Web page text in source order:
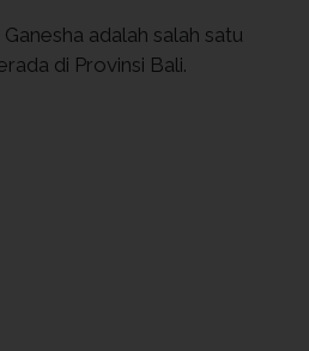
adalah salah satu
di Provinsi Bali.